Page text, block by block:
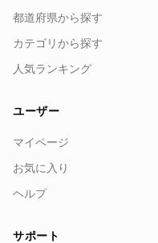
都道府県から探す
カテゴリから探す
人気ランキング
ユーザー
マイページ
お気に入り
ヘルプ
サポート